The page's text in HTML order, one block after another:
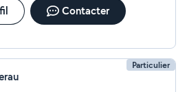
Contacter
Particulier